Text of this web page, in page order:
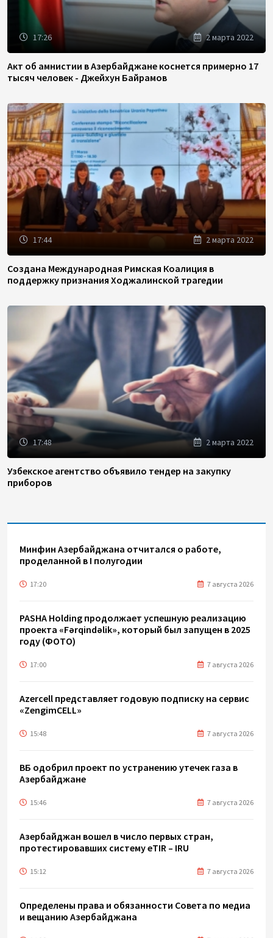
17:26 2 марта 2022
Акт об амнистии в Азербайджане коснется примерно 17
тысяч человек - Джейхун Байрамов
17:44 2 марта 2022
Создана Международная Римская Коалиция в
поддержку признания Ходжалинской трагедии
17:48 2 марта 2022
Узбекское агентство объявило тендер на закупку
приборов
Минфин Азербайджана отчитался о работе,
проделанной в I полугодии
17:20 7 августа 2026
PASHA Holding продолжает успешную реализацию
проекта «Fərqindəlik», который был запущен в 2025
году (ФОТО)
17:00 7 августа 2026
Azercell представляет годовую подписку на сервис
«ZengimCELL»
15:48 7 августа 2026
ВБ одобрил проект по устранению утечек газа в
Азербайджане
15:46 7 августа 2026
Азербайджан вошел в число первых стран,
протестировавших систему eTIR – IRU
15:12 7 августа 2026
Определены права и обязанности Совета по медиа
и вещанию Азербайджана